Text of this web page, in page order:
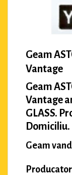
Geam
Vantage
Geam
Vantage
GLASS.
Domiciliu.
Geam
Producator